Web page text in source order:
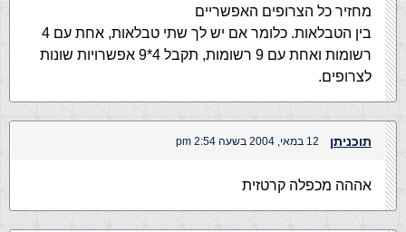
מחזיר כל הצרופים האפשריים
בין הטבלאות. כלומר אם יש לך שתי טבלאות, אחת עם 4
רשומות ואחת עם 9 רשומות, תקבל 4*9 אפשרויות שונות
לצרופים.
תוכניתן 12 במאי, 2004 בשעה 2:54 pm
אההה מכפלה קרטזית